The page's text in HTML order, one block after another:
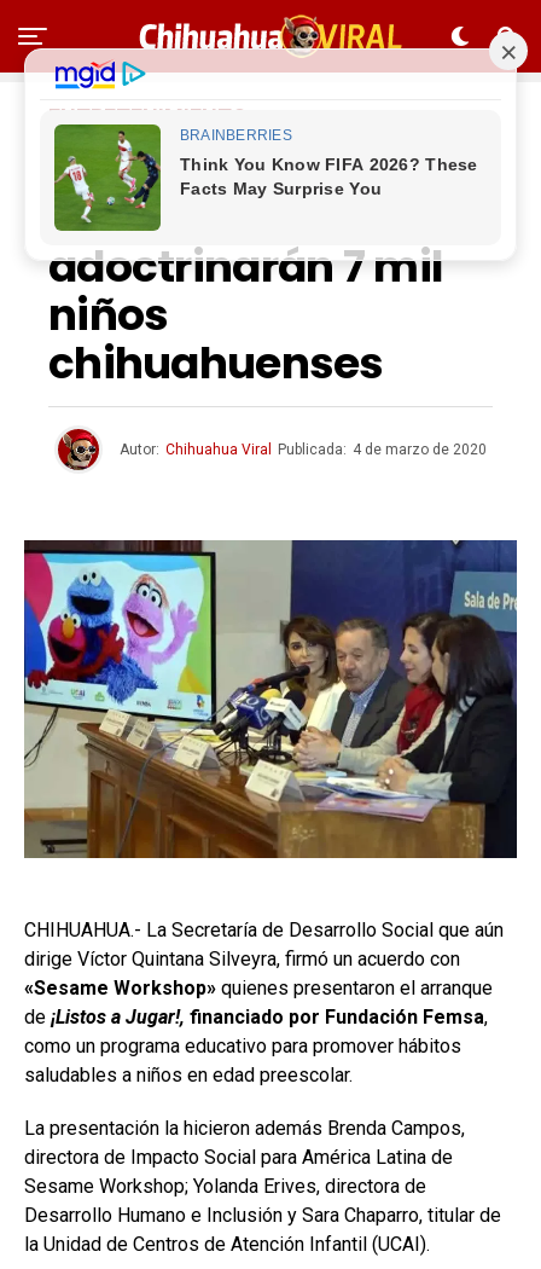
ENTRETENIMIENTO
Con 26 capítulos de
‘Plaza Sésamo’
adoctrinarán 7 mil
niños
chihuahuenses
Autor: Chihuahua Viral Publicada: 4 de marzo de 2020
CHIHUAHUA.- La Secretaría de Desarrollo Social que aún
dirige Víctor Quintana Silveyra, firmó un acuerdo con
«Sesame Workshop» quienes presentaron el arranque
de ¡Listos a Jugar!, financiado por Fundación Femsa,
como un programa educativo para promover hábitos
saludables a niños en edad preescolar.
La presentación la hicieron además Brenda Campos,
directora de Impacto Social para América Latina de
Sesame Workshop; Yolanda Erives, directora de
Desarrollo Humano e Inclusión y Sara Chaparro, titular de
la Unidad de Centros de Atención Infantil (UCAI).